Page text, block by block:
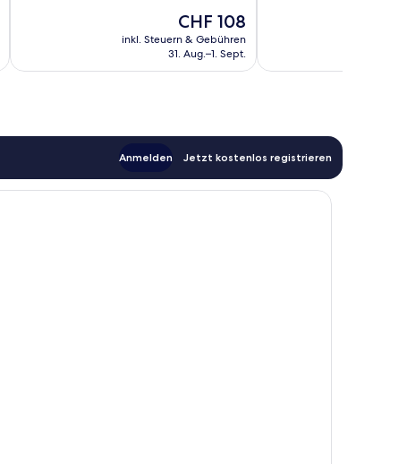
Der
Preis
beträgt
CHF 108
inkl. Steuern & Gebühren
31. Aug.–1. Sept.
Anmelden Jetzt kostenlos registrieren